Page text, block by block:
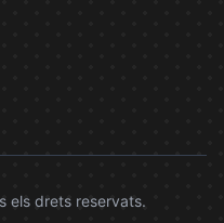
els drets reservats.